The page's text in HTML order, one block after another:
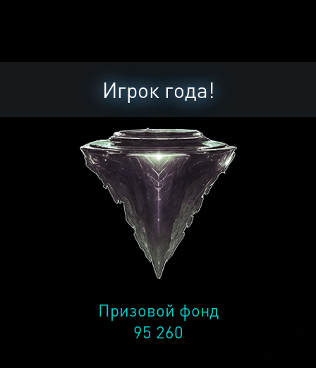
Игрок года!
Призовой фонд
95 260